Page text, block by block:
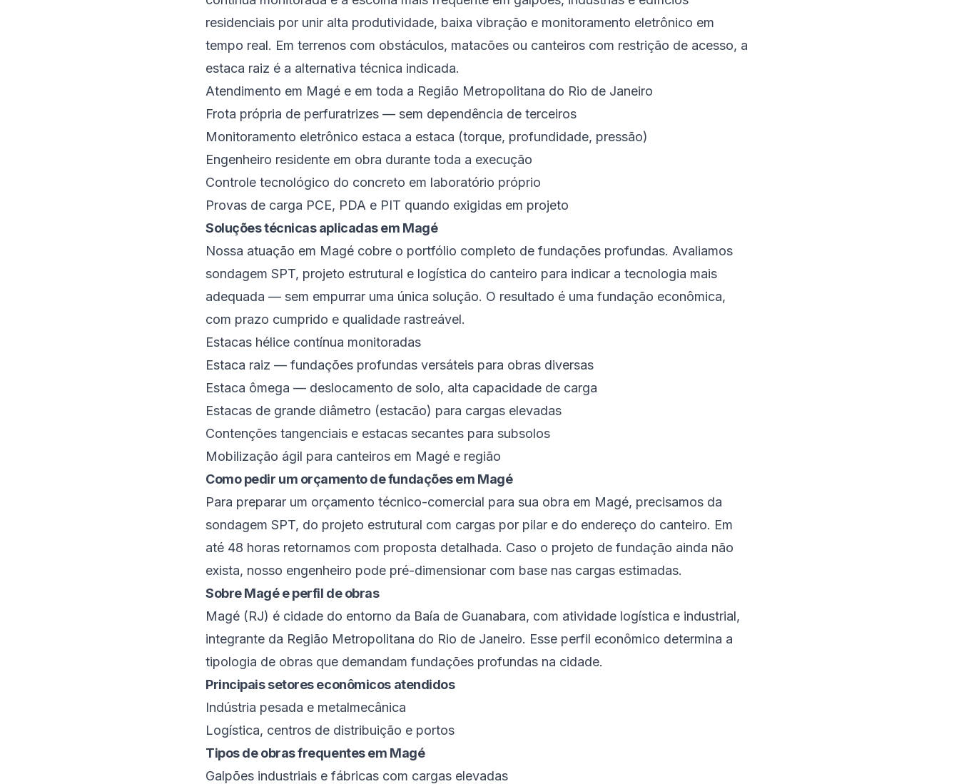
residenciais por unir alta produtividade, baixa vibração e monitoramento eletrônico em
tempo real. Em terrenos com obstáculos, matacões ou canteiros com restrição de acesso, a
estaca raiz é a alternativa técnica indicada.
Atendimento em Magé e em toda a Região Metropolitana do Rio de Janeiro
Frota própria de perfuratrizes — sem dependência de terceiros
Monitoramento eletrônico estaca a estaca (torque, profundidade, pressão)
Engenheiro residente em obra durante toda a execução
Controle tecnológico do concreto em laboratório próprio
Provas de carga PCE, PDA e PIT quando exigidas em projeto
Soluções técnicas aplicadas em Magé
Nossa atuação em Magé cobre o portfólio completo de fundações profundas. Avaliamos
sondagem SPT, projeto estrutural e logística do canteiro para indicar a tecnologia mais
adequada — sem empurrar uma única solução. O resultado é uma fundação econômica,
com prazo cumprido e qualidade rastreável.
Estacas hélice contínua monitoradas
Estaca raiz — fundações profundas versáteis para obras diversas
Estaca ômega — deslocamento de solo, alta capacidade de carga
Estacas de grande diâmetro (estacão) para cargas elevadas
Contenções tangenciais e estacas secantes para subsolos
Mobilização ágil para canteiros em Magé e região
Como pedir um orçamento de fundações em Magé
Para preparar um orçamento técnico-comercial para sua obra em Magé, precisamos da
sondagem SPT, do projeto estrutural com cargas por pilar e do endereço do canteiro. Em
até 48 horas retornamos com proposta detalhada. Caso o projeto de fundação ainda não
exista, nosso engenheiro pode pré-dimensionar com base nas cargas estimadas.
SobreMagée perfil de obras
Magé (RJ) é cidade do entorno da Baía de Guanabara, com atividade logística e industrial,
integrante da Região Metropolitana do Rio de Janeiro. Esse perfil econômico determina a
tipologia de obras que demandam fundações profundas na cidade.
Principais setores econômicos atendidos
Indústria pesada e metalmecânica
Logística, centros de distribuição e portos
Tipos de obras frequentes em Magé
Galpões industriais e fábricas com cargas elevadas